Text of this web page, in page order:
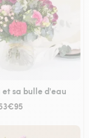
et sa bulle d'eau